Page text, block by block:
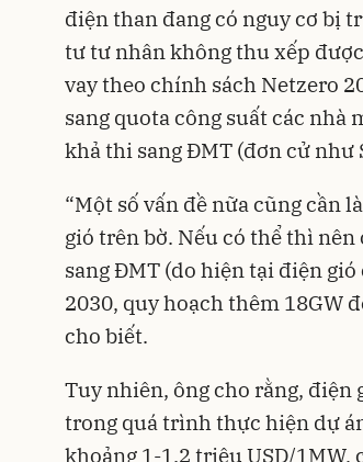
điện than đang có nguy cơ bị
tư tư nhân không thu xếp
vay theo chính sách Netzero
sang quota công suất các
khả thi sang ĐMT (đơn cử như
“Một số vấn đề nữa cũng cần
gió trên bờ. Nếu có thể thì
sang ĐMT (do hiện tại điện gió
2030, quy hoạch thêm 18GW
cho biết.
Tuy nhiên, ông cho rằng, điện
trong quá trình thực hiện dự
khoảng 1-1.2 triệu USD/1MW,